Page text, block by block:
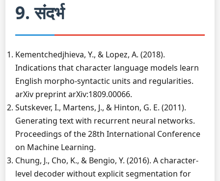
9. संदर्भ
Kementchedjhieva, Y., & Lopez, A. (2018).
Indications that character language models learn
English morpho-syntactic units and regularities.
arXiv preprint arXiv:1809.00066.
Sutskever, I., Martens, J., & Hinton, G. E. (2011).
Generating text with recurrent neural networks.
Proceedings of the 28th International Conference
on Machine Learning.
Chung, J., Cho, K., & Bengio, Y. (2016). A character-
level decoder without explicit segmentation for